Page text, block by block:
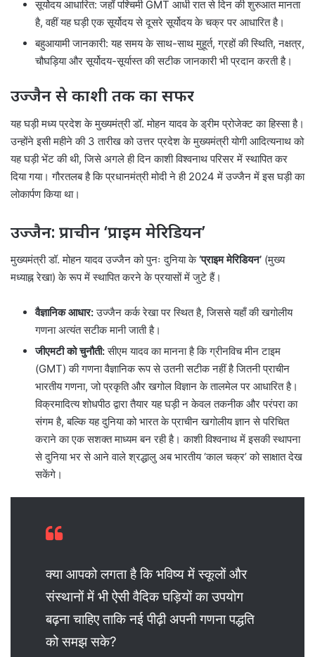
सूर्योदय आधारित: जहाँ पश्चिमी GMT आधी रात से दिन की शुरुआत मानता
है, वहीं यह घड़ी एक सूर्योदय से दूसरे सूर्योदय के चक्र पर आधारित है।
बहुआयामी जानकारी: यह समय के साथ-साथ मुहूर्त, ग्रहों की स्थिति, नक्षत्र,
चौघड़िया और सूर्योदय-सूर्यास्त की सटीक जानकारी भी प्रदान करती है।
उज्जैन से काशी तक का सफर
यह घड़ी मध्य प्रदेश के मुख्यमंत्री डॉ. मोहन यादव के ड्रीम प्रोजेक्ट का हिस्सा है।
उन्होंने इसी महीने की 3 तारीख को उत्तर प्रदेश के मुख्यमंत्री योगी आदित्यनाथ को
यह घड़ी भेंट की थी, जिसे अगले ही दिन काशी विश्वनाथ परिसर में स्थापित कर
दिया गया। गौरतलब है कि प्रधानमंत्री मोदी ने ही 2024 में उज्जैन में इस घड़ी का
लोकार्पण किया था।
उज्जैन: प्राचीन ‘प्राइम मेरिडियन’
मुख्यमंत्री डॉ. मोहन यादव उज्जैन को पुनः दुनिया के‘प्राइम मेरिडियन’ (मुख्य
मध्याह्न रेखा) के रूप में स्थापित करने के प्रयासों में जुटे हैं।
वैज्ञानिक आधार:उज्जैन कर्क रेखा पर स्थित है, जिससे यहाँ की खगोलीय
गणना अत्यंत सटीक मानी जाती है।
जीएमटी को चुनौती:सीएम यादव का मानना है कि ग्रीनविच मीन टाइम
(GMT) की गणना वैज्ञानिक रूप से उतनी सटीक नहीं है जितनी प्राचीन
भारतीय गणना, जो प्रकृति और खगोल विज्ञान के तालमेल पर आधारित है।
विक्रमादित्य शोधपीठ द्वारा तैयार यह घड़ी न केवल तकनीक और परंपरा का
संगम है, बल्कि यह दुनिया को भारत के प्राचीन खगोलीय ज्ञान से परिचित
कराने का एक सशक्त माध्यम बन रही है। काशी विश्वनाथ में इसकी स्थापना
से दुनिया भर से आने वाले श्रद्धालु अब भारतीय ‘काल चक्र’ को साक्षात देख
सकेंगे।
क्या आपको लगता है कि भविष्य में स्कूलों और
संस्थानों में भी ऐसी वैदिक घड़ियों का उपयोग
बढ़ना चाहिए ताकि नई पीढ़ी अपनी गणना पद्धति
को समझ सके?